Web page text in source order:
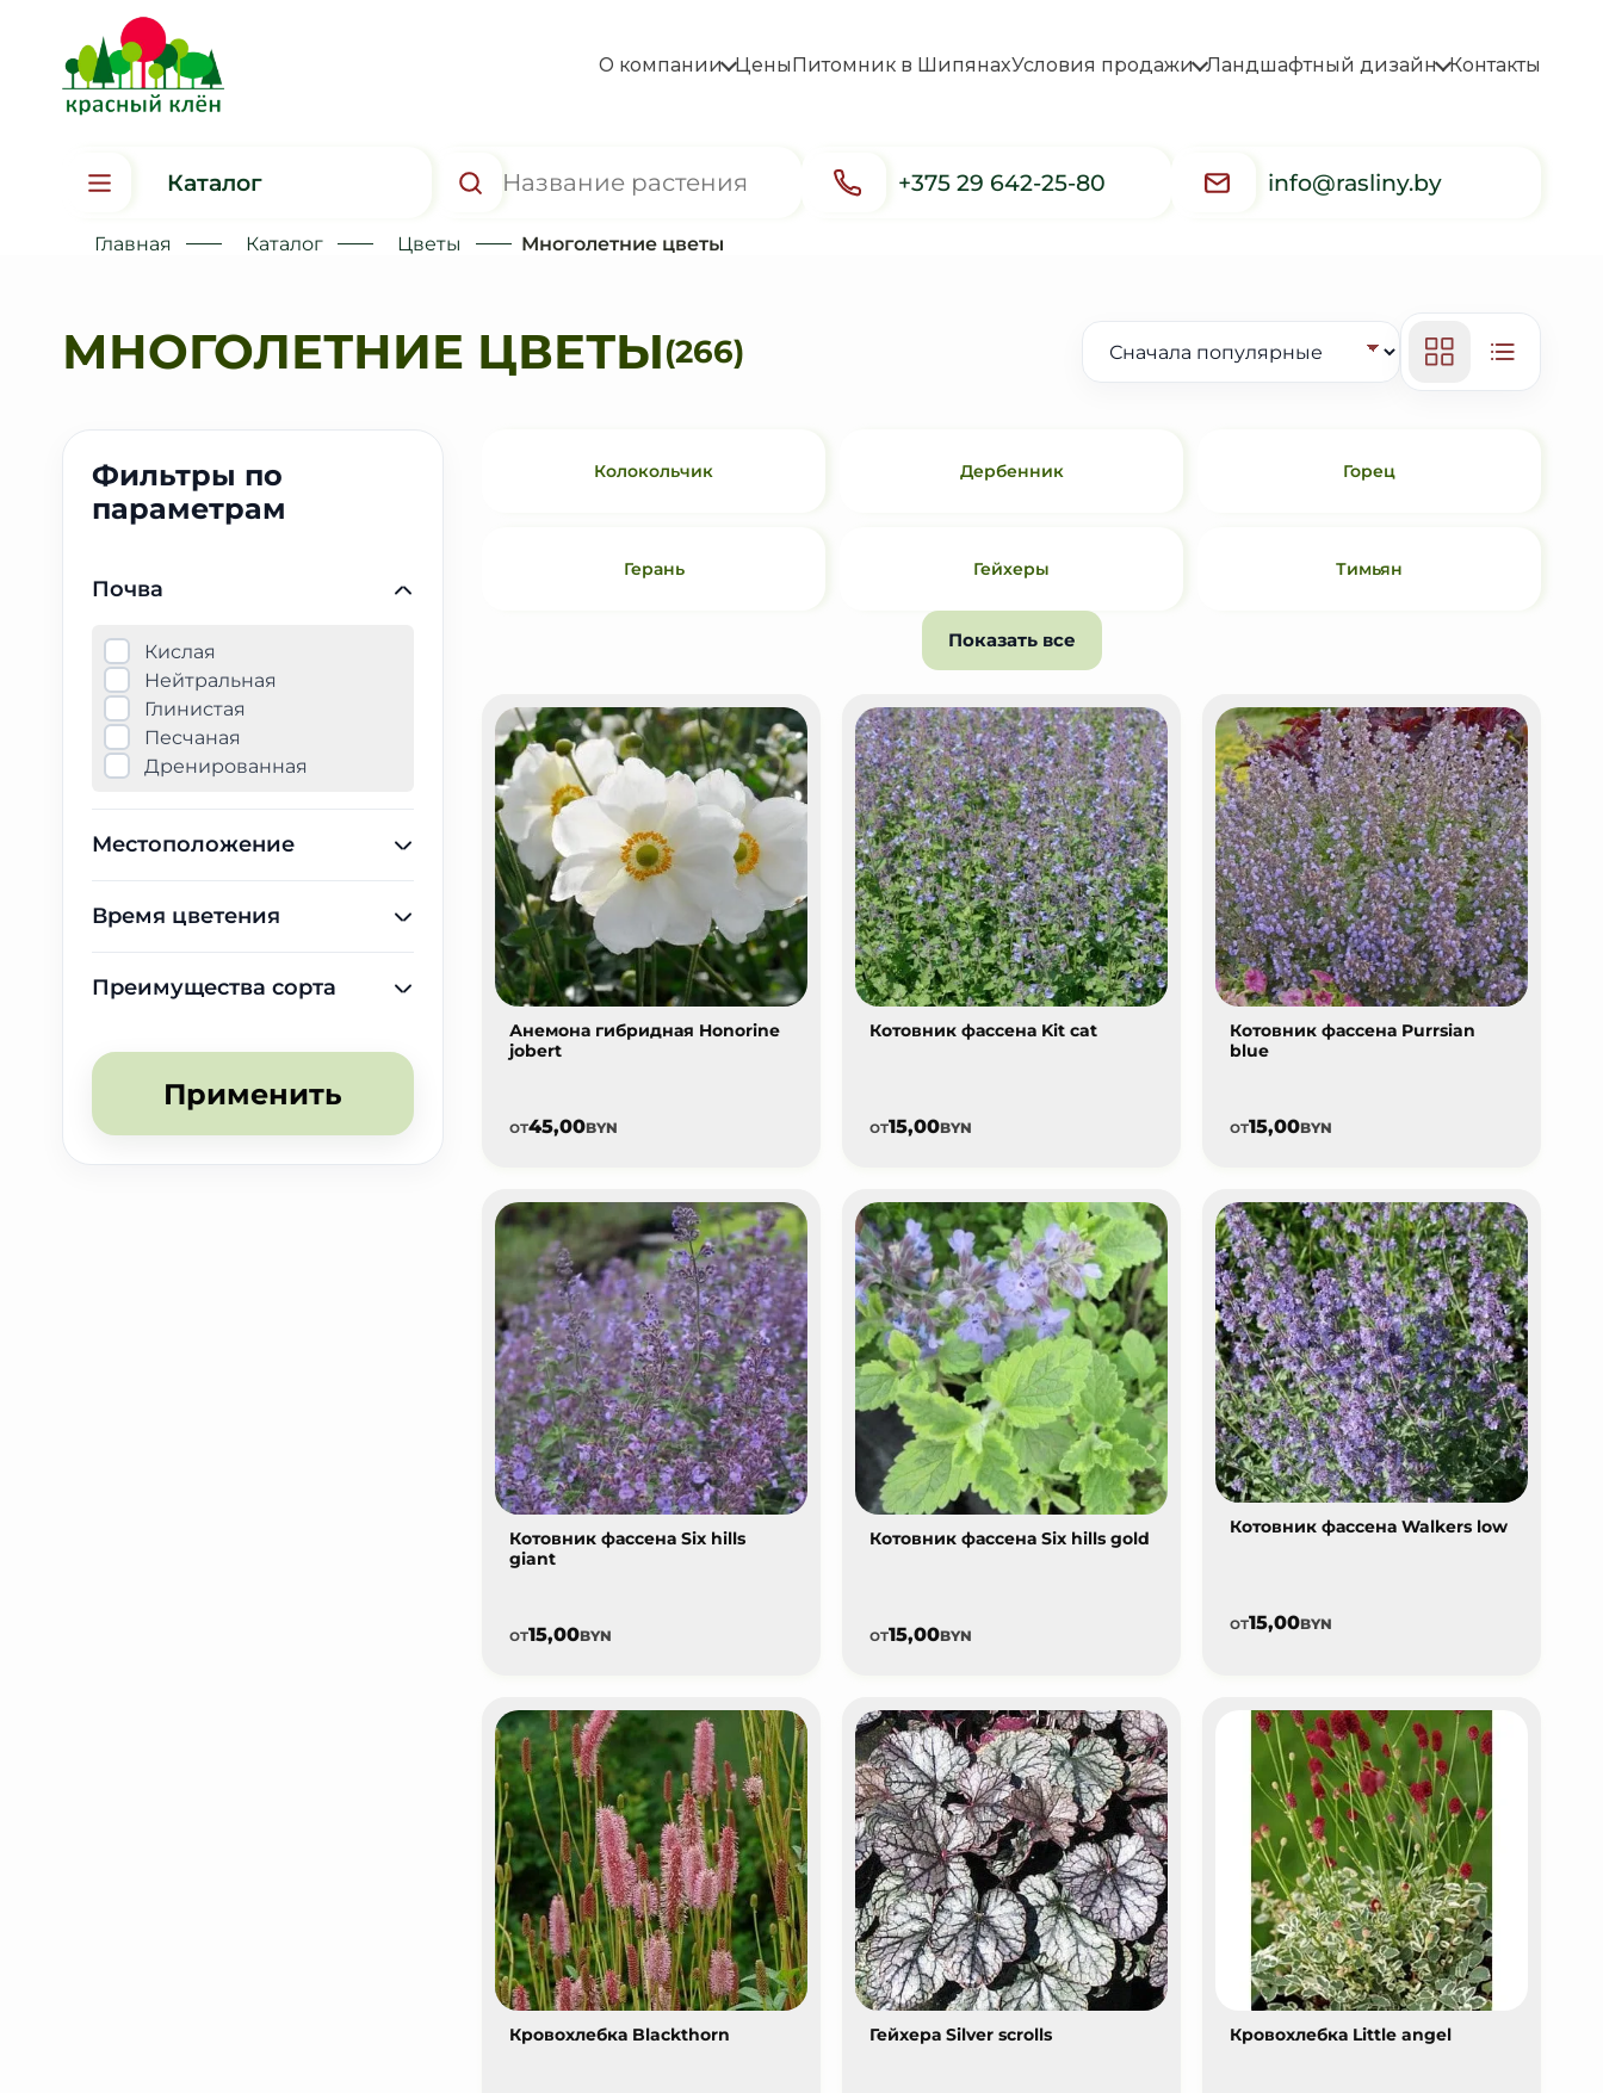
О компании ЦеныПитомник в ШипянахУсловия продажи Ландшафтный дизайн Контакты
Каталог +375 29 642-25-80 info@rasliny.by
Главная Каталог Цветы Многолетние цветы
МНОГОЛЕТНИЕ ЦВЕТЫ(266)
Фильтры по
параметрам
Почва
Кислая
Нейтральная
Глинистая
Песчаная
Дренированная
Местоположение
Время цветения
Преимущества сорта
Применить
Колокольчик Дербенник Горец
Герань Гейхеры Тимьян
Показать все
Анемона гибридная Honorine
jobert
от45,00BYN
Котовник фассена Kit cat
от15,00BYN
Котовник фассена Purrsian
blue
от15,00BYN
Котовник фассена Six hills
giant
от15,00BYN
Котовник фассена Six hills gold
от15,00BYN
Котовник фассена Walkers low
от15,00BYN
Кровохлебка Blackthorn Гейхера Silver scrolls Кровохлебка Little angel